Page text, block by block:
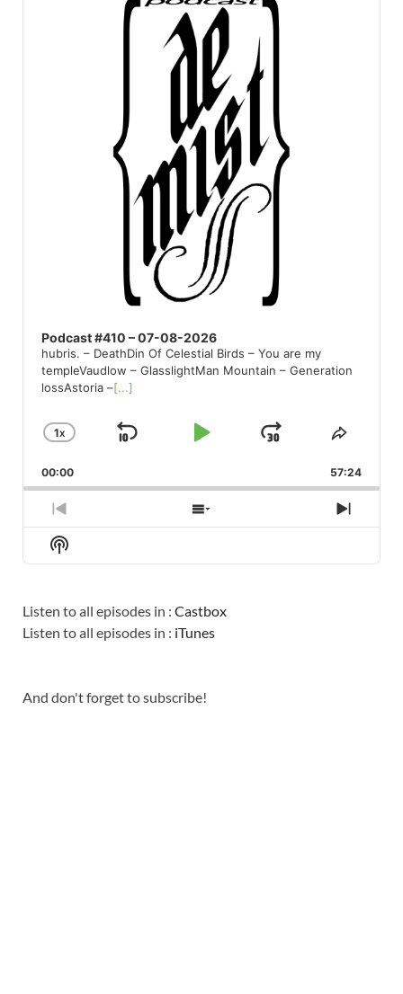
Podcast #410 – 07-08-2026
hubris. – DeathDin Of Celestial Birds – You are my
templeVaudlow – GlasslightMan Mountain – Generation
lossAstoria –[...]
CHANGE
RATE
1X
SKIP
PLAYJUMP
FORWARD
SHARE
00:00 57:24
PREVIOUS
EPISODE
SHOW
EPISODES
NEXT
Show
Podcast
Listen to all episodes in : Castbox
Listen to all episodes in : iTunes
And don't forget to subscribe!